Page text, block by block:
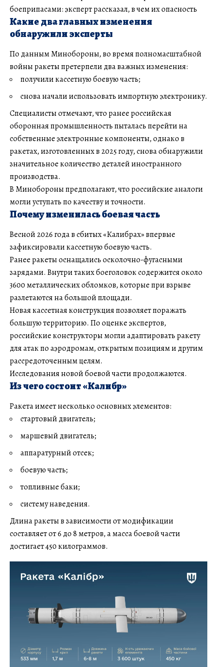
боеприпасами: эксперт рассказал, в чем их опасность
Какие два главных изменения
обнаружили эксперты
По данным Минобороны, во время полномасштабной
войны ракеты претерпели два важных изменения:
получили кассетную боевую часть;
снова начали использовать импортную электронику.
Специалисты отмечают, что ранее российская
оборонная промышленность пыталась перейти на
собственные электронные компоненты, однако в
ракетах, изготовленных в 2025 году, снова обнаружили
значительное количество деталей иностранного
производства.
В Минобороны предполагают, что российские аналоги
могли уступать по качеству и точности.
Почему изменилась боевая часть
Весной 2026 года в сбитых «Калибрах» впервые
зафиксировали кассетную боевую часть.
Ранее ракеты оснащались осколочно-фугасными
зарядами. Внутри таких боеголовок содержится около
3600 металлических обломков, которые при взрыве
разлетаются на большой площади.
Новая кассетная конструкция позволяет поражать
большую территорию. По оценке экспертов,
российские конструкторы могли адаптировать ракету
для атак по аэродромам, открытым позициям и другим
рассредоточенным целям.
Исследования новой боевой части продолжаются.
Из чего состоит «Калибр»
Ракета имеет несколько основных элементов:
стартовый двигатель;
маршевый двигатель;
аппаратурный отсек;
боевую часть;
топливные баки;
систему наведения.
Длина ракеты в зависимости от модификации
составляет от 6 до 8 метров, а масса боевой части
достигает 450 килограммов.